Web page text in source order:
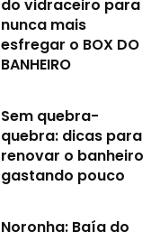
do vidraceiro para
nunca mais
esfregar o BOX DO
BANHEIRO
Sem quebra-
quebra: dicas para
renovar o banheiro
gastando pouco
Noronha: Baía do